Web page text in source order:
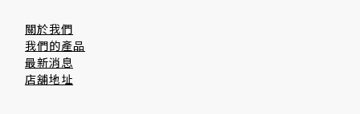
關於我們
我們的產品
最新消息
店舖地址